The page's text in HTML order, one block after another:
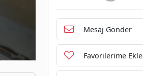
Mesaj Gönder
Favorilerime Ekle